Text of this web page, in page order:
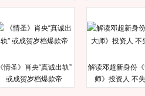
《情圣》肖央“真诚出轨”
或成贺岁档爆款帝
解读邓超新身份
师》投资人 不